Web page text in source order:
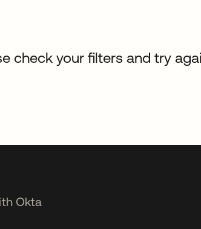
check your filters and try
Okta